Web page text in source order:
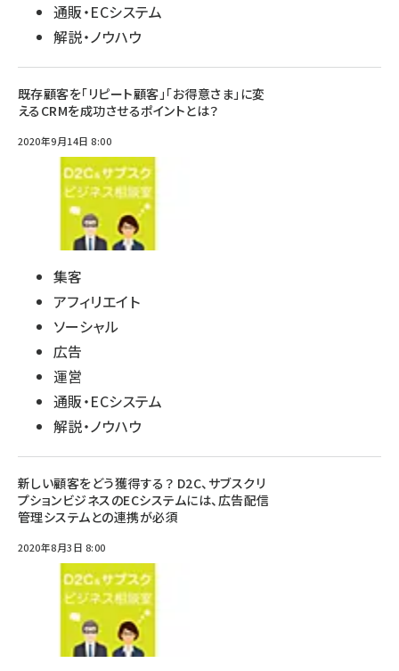
通販・ECシステム
解説・ノウハウ
既存顧客を「リピート顧客」「お得意さま」に変
えるCRMを成功させるポイントとは？
2020年9月14日 8:00
集客
アフィリエイト
ソーシャル
広告
運営
通販・ECシステム
解説・ノウハウ
新しい顧客をどう獲得する？ D2C、サブスクリ
プションビジネスのECシステムには、広告配信
管理システムとの連携が必須
2020年8月3日 8:00